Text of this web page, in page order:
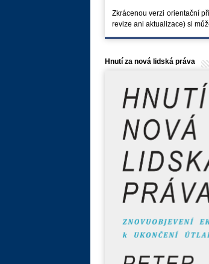
Zkrácenou verzi orientační
revize ani aktualizace) si
Hnutí za nová lidská práva